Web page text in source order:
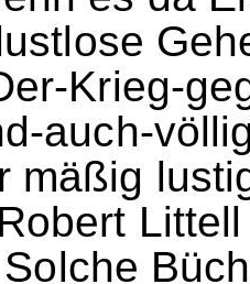
Krieg-
auch-
mäßig